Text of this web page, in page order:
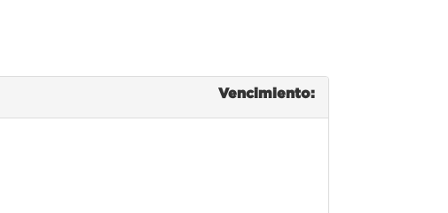
Vencimiento: